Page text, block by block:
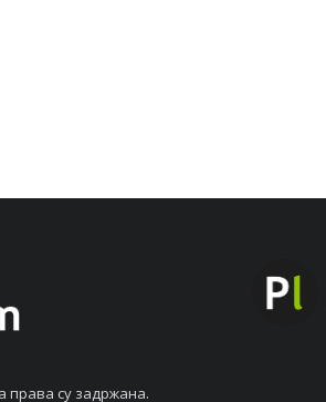
права су задржана.